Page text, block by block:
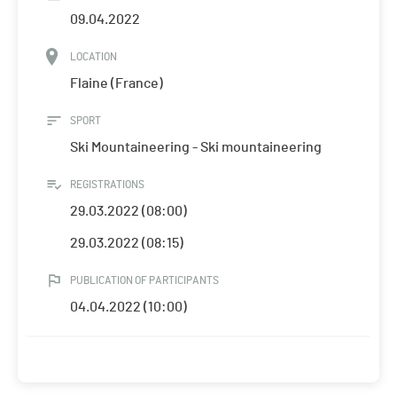
09.04.2022
LOCATION
Flaine (France)
SPORT
Ski Mountaineering - Ski mountaineering
REGISTRATIONS
29.03.2022 (08:00)
29.03.2022 (08:15)
PUBLICATION OF PARTICIPANTS
04.04.2022 (10:00)